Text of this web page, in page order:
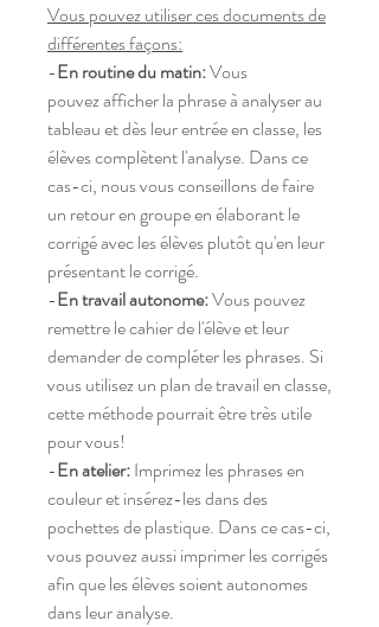
Vous pouvez utiliser ces documents de
différentes façons:
-En routine du matin:Vous
pouvez afficher la phrase à analyser au
tableau et dès leur entrée en classe, les
élèves complètent l'analyse. Dans ce
cas-ci, nous vous conseillons de faire
un retour en groupe en élaborant le
corrigé avec les élèves plutôt qu'en leur
présentant le corrigé.
-En travail autonome:Vous pouvez
remettre le cahier de l'élève et leur
demander de compléter les phrases. Si
vous utilisez un plan de travail en classe,
cette méthode pourrait être très utile
pour vous!
-En atelier:Imprimez les phrases en
couleur et insérez-les dans des
pochettes de plastique. Dans ce cas-ci,
vous pouvez aussi imprimer les corrigés
afin que les élèves soient autonomes
dans leur analyse.